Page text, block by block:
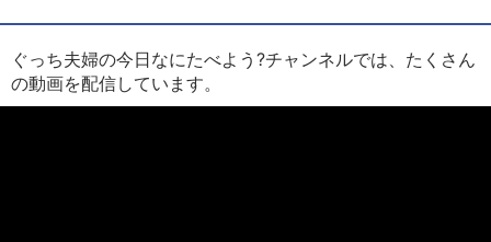
ぐっち夫婦の今日なにたべよう?チャンネルでは、たくさん
の動画を配信しています。